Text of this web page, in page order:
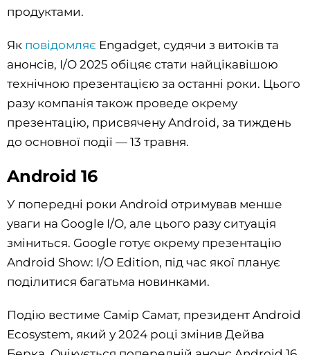
продуктами.
Як повідомляє Engadget, судячи з витоків та
анонсів, I/O 2025 обіцяє стати найцікавішою
технічною презентацією за останні роки. Цього
разу компанія також проведе окрему
презентацію, присвячену Android, за тиждень
до основної події — 13 травня.
Android 16
У попередні роки Android отримував менше
уваги на Google I/O, але цього разу ситуація
зміниться. Google готує окрему презентацію
Android Show: I/O Edition, під час якої планує
поділитися багатьма новинками.
Подію вестиме Самір Самат, президент Android
Ecosystem, який у 2024 році змінив Дейва